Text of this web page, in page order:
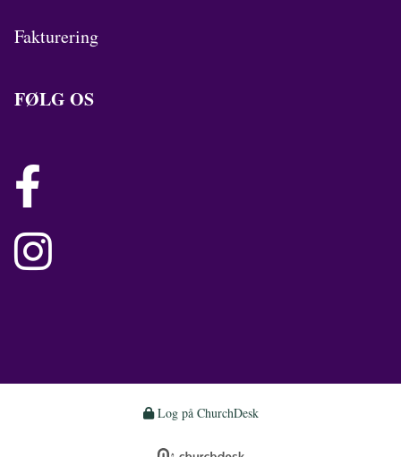
Fakturering
FØLG OS


Log på ChurchDesk